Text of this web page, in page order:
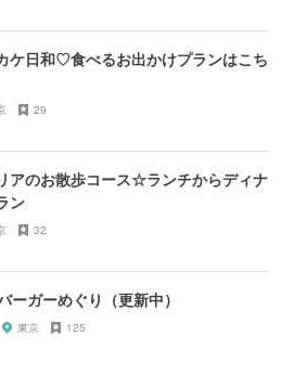
ケ日和♡食べるお出かけプランはこち
29
アのお散歩コース☆ランチからディナ
ン
32
ーガーめぐり（更新中）
東京 125